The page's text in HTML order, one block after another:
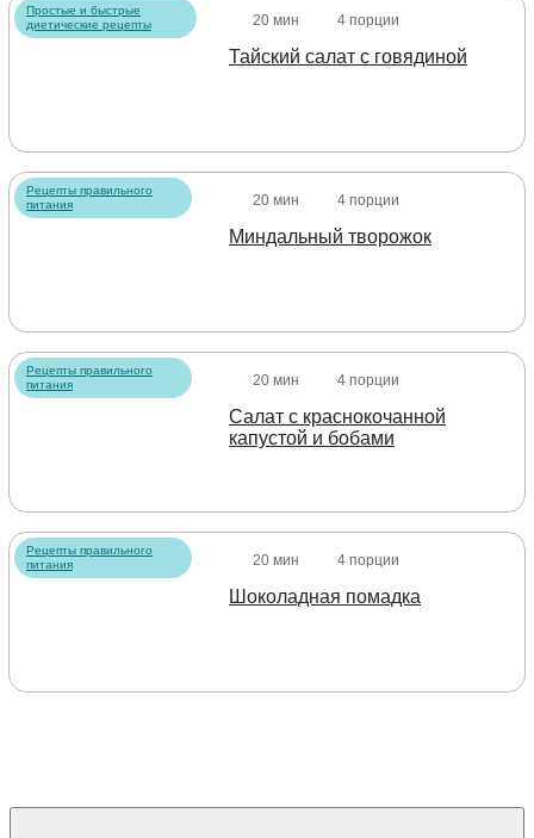
Простые и быстрые
диетические рецепты
20 мин 4 порции
Тайский салат с говядиной
Рецепты правильного
питания
20 мин 4 порции
Миндальный творожок
Рецепты правильного
питания
20 мин 4 порции
Салат с краснокочанной
капустой и бобами
Рецепты правильного
питания
20 мин 4 порции
Шоколадная помадка